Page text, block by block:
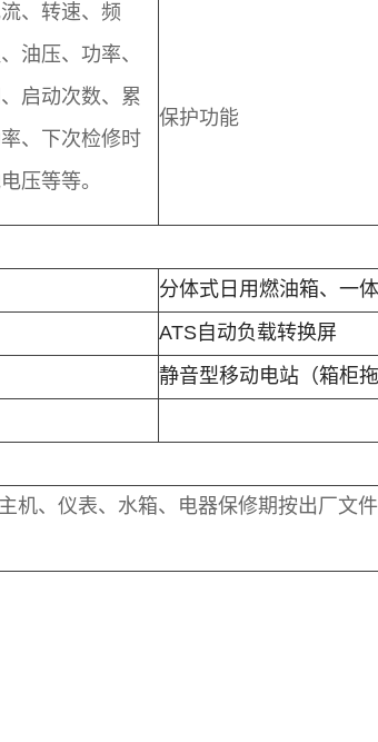
、转速、频
油压、功率、
启动次数、累
、下次检修时
压等等。
保护功能
分体式日用燃油箱、一
ATS自动负载转换屏
静音型移动电站（箱柜拖
机、仪表、水箱、电器保修期按出厂文